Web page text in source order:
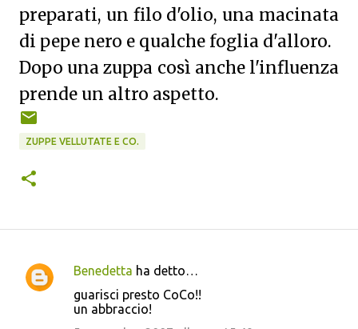
preparati, un filo d'olio, una macinata
di pepe nero e qualche foglia d'alloro.
Dopo una zuppa così anche l'influenza
prende un altro aspetto.
ZUPPE VELLUTATE E CO.
C
Benedetta ha detto…
guarisci presto CoCo!!
un abbraccio!